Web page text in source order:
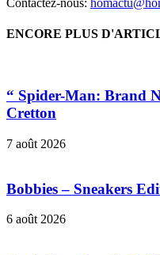
ENCORE PLUS
“ Spider-Man: Brand
Cretton
7 août 2026
Bobbies – Sneakers
6 août 2026